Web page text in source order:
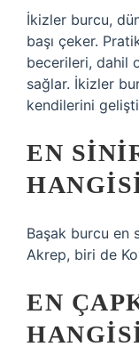
İkizler burcu,
başı çeker.
becerileri, dahil
sağlar. İkizler
kendilerini
EN
Başak burcu en
Akrep, biri de
EN